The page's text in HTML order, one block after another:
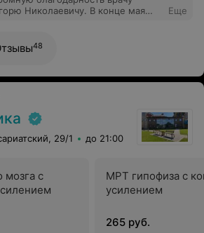
Николаевичу. В конце мая
опытный
мастер своего дела. Во
и блестяще провел абсолютно
Крепкого здоровья и
труде! Низкий поклон
Еще
48
29/1 до 21:00
мозга с
МРТ гипофиза с
усилением
265 руб.